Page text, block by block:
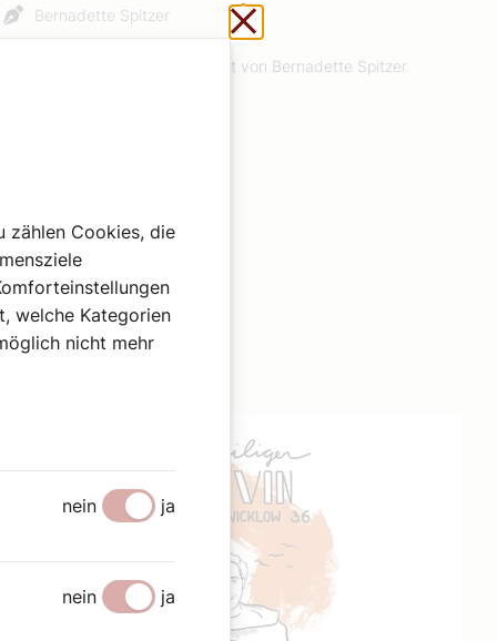
Bernadette Spitzer
Wöchentliche Heilige, vorgestellt von Bernadette Spitzer.
Schließen ohne zu
zählen Cookies, die
welche Kategorien
nicht mehr
nein ja
nein
ja